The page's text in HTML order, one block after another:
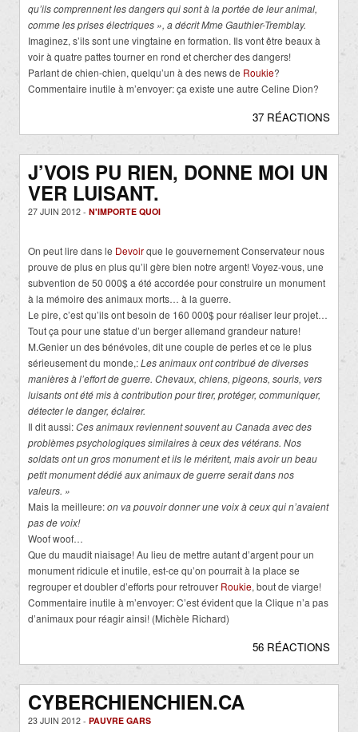
qu’ils comprennent les dangers qui sont à la portée de leur animal,
comme les prises électriques », a décrit Mme Gauthier-Tremblay.
Imaginez, s’ils sont une vingtaine en formation. Ils vont être beaux à
voir à quatre pattes tourner en rond et chercher des dangers!
Parlant de chien-chien, quelqu’un à des news de Roukie?
Commentaire inutile à m’envoyer: ça existe une autre Celine Dion?
37 RÉACTIONS
J’VOIS PU RIEN, DONNE MOI UN
VER LUISANT.
27 JUIN 2012 - N'IMPORTE QUOI
On peut lire dans le Devoirque le gouvernement Conservateur nous
prouve de plus en plus qu’il gère bien notre argent! Voyez-vous, une
subvention de 50 000$ a été accordée pour construire un monument
à la mémoire des animaux morts… à la guerre.
Le pire, c’est qu’ils ont besoin de 160 000$ pour réaliser leur projet…
Tout ça pour une statue d’un berger allemand grandeur nature!
M.Genier un des bénévoles, dit une couple de perles et ce le plus
sérieusement du monde,:Les animaux ont contribué de diverses
manières à l’effort de guerre. Chevaux, chiens, pigeons, souris, vers
luisants ont été mis à contribution pour tirer, protéger, communiquer,
détecter le danger, éclairer.
Il dit aussi:Ces animaux reviennent souvent au Canada avec des
problèmes psychologiques similaires à ceux des vétérans. Nos
soldats ont un gros monument et ils le méritent, mais avoir un beau
petit monument dédié aux animaux de guerre serait dans nos
valeurs. »
Mais la meilleure:on va pouvoir donner une voix à ceux qui n’avaient
pas de voix!
Woof woof…
Que du maudit niaisage! Au lieu de mettre autant d’argent pour un
monument ridicule et inutile, est-ce qu’on pourrait à la place se
regrouper et doubler d’efforts pour retrouver Roukie, bout de viarge!
Commentaire inutile à m’envoyer: C’est évident que la Clique n’a pas
d’animaux pour réagir ainsi! (Michèle Richard)
56 RÉACTIONS
CYBERCHIENCHIEN.CA
23 JUIN 2012 - PAUVRE GARS